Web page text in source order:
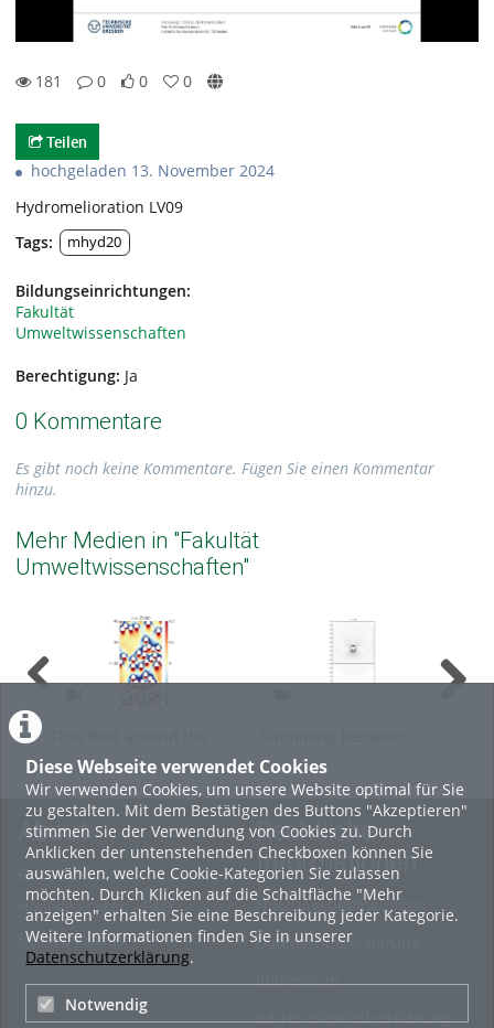
Diese Webseite verwendet Cookies
Wir verwenden Cookies, um unsere Website optimal für Sie
zu gestalten. Mit dem Bestätigen des Buttons "Akzeptieren"
stimmen Sie der Verwendung von Cookies zu. Durch
Anklicken der untenstehenden Checkboxen können Sie
auswählen, welche Cookie-Kategorien Sie zulassen
möchten. Durch Klicken auf die Schaltfläche "Mehr
anzeigen" erhalten Sie eine Beschreibung jeder Kategorie.
Weitere Informationen finden Sie in unserer
Datenschutzerklärung.
Notwendig
181
0
0
0
Teilen
hochgeladen 13. November 2024
Hydromelioration LV09
Tags:
mhyd20
Bildungseinrichtungen:
Fakultät
Umweltwissenschaften
Berechtigung: Ja
0 Kommentare
Es gibt noch keine Kommentare. Fügen Sie einen Kommentar
hinzu.
Mehr Medien in "Fakultät
Umweltwissenschaften"
swimmers
About
Erste Schritte
Häufige Fragen - FAQ
Betriebsstatus
Rechtliche
Informationen
Nutzungsbedingungen
Datenschutzerklärung
Impressum
Barrierefreiheitserklärung